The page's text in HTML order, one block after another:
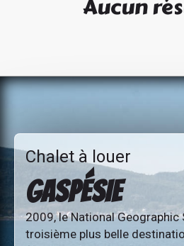
Aucun
Chalet à louer
GASPÉSIE
2009, le National
troisième plus belle